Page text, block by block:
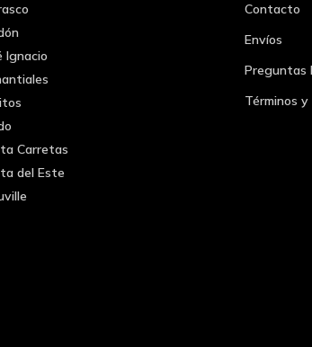
Ignacio
Carretas
del Este
Contacto
Envíos
Preguntas
Términos y